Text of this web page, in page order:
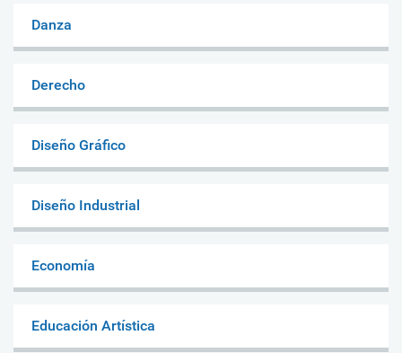
Danza
Derecho
Diseño Gráfico
Diseño Industrial
Economía
Educación Artística